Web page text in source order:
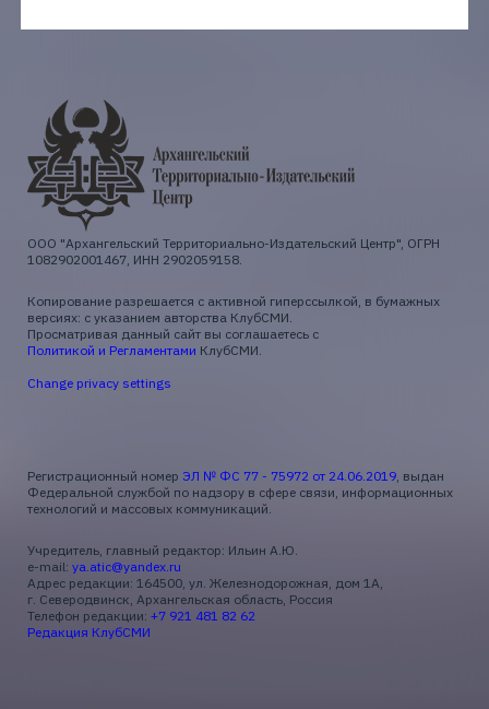
ООО "Архангельский Территориально-Издательский Центр", ОГРН
1082902001467, ИНН 2902059158.
Копирование разрешается с активной гиперссылкой, в бумажных
версиях: с указанием авторства КлубСМИ.
Просматривая данный сайт вы соглашаетесь с
Политикой и Регламентами КлубСМИ.
Change privacy settings
Регистрационный номер ЭЛ № ФС 77 - 75972 от 24.06.2019, выдан
Федеральной службой по надзору в сфере связи, информационных
технологий и массовых коммуникаций.
Учредитель, главный редактор: Ильин А.Ю.
e-mail: ya.atic@yandex.ru
Адрес редакции: 164500, ул. Железнодорожная, дом 1А,
г. Северодвинск, Архангельская область, Россия
Телефон редакции: +7 921 481 82 62
Редакция КлубСМИ